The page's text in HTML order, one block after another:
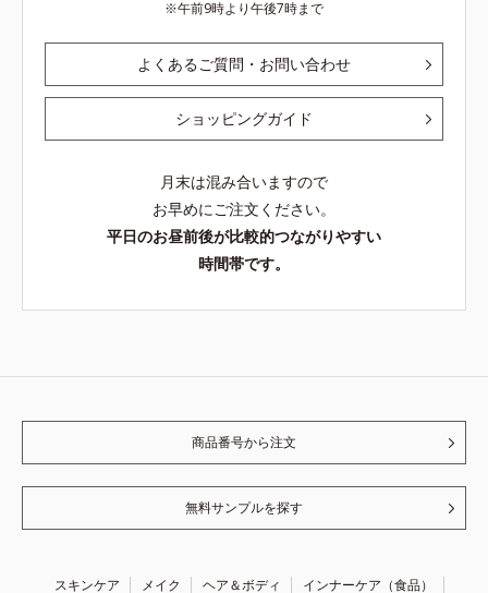
午前9時より午後7時まで
よくあるご質問・お問い合わせ
ショッピングガイド
月末は混み合いますので
お早めにご注文ください。
平日のお昼前後が比較的つながりやすい
時間帯です。
商品番号から注文
無料サンプルを探す
スキンケア メイク ヘア＆ボディ
インナーケア（食品）